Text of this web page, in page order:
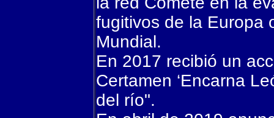
fugitivos de la Europa
Mundial.
En 2017 recibió un
Certamen ‘Encarna
del río".